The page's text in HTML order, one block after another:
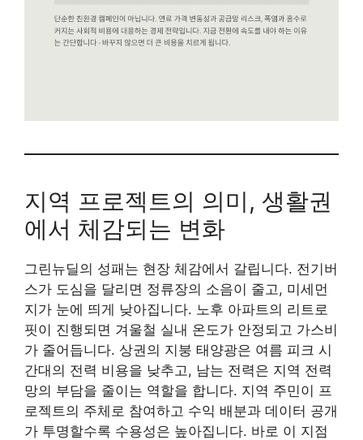
지역 프로젝트의 의미, 생활권
에서 체감되는 변화
그린뉴딜의 성패는 현장 체감에서 갈립니다. 전기버
스가 도심을 달리면 정류장의 소음이 줄고, 미세먼
지가 눈에 띄게 낮아집니다. 노후 아파트의 리트로
핏이 진행되면 겨울철 실내 온도가 안정되고 가스비
가 줄어듭니다. 상권의 지붕 태양광은 여름 피크 시
간대의 전력 비용을 낮추고, 남는 전력은 지역 전력
망의 부담을 줄이는 역할을 합니다. 지역 주민이 프
로젝트의 주체로 참여하고 수익 배분과 데이터 공개
가 투명할수록 수용성은 높아집니다. 바로 이 지점